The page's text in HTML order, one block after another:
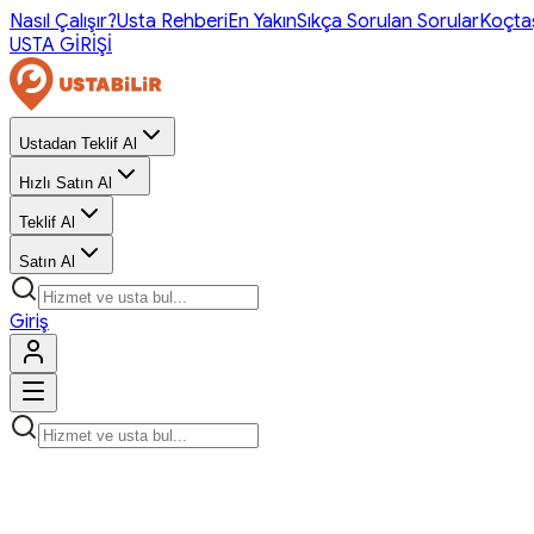
Nasıl Çalışır?Usta RehberiEn YakınSıkça Sorulan Sorular
USTA GİRİŞİ
Ustadan Teklif Al
Hızlı Satın Al
Teklif Al
Satın Al
Giriş